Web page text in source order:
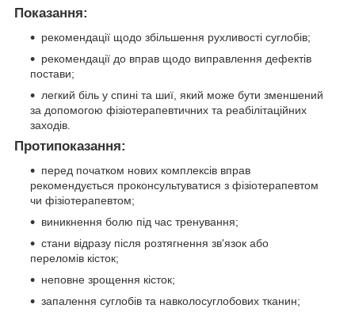
Показання:
рекомендації щодо збільшення рухливості суглобів;
рекомендації до вправ щодо виправлення дефектів
постави;
легкий біль у спині та шиї, який може бути зменшений
за допомогою фізіотерапевтичних та реабілітаційних
заходів.
Протипоказання:
перед початком нових комплексів вправ
рекомендується проконсультуватися з фізіотерапевтом
чи фізіотерапевтом;
виникнення болю під час тренування;
стани відразу після розтягнення зв'язок або
переломів кісток;
неповне зрощення кісток;
запалення суглобів та навколосуглобових тканин;